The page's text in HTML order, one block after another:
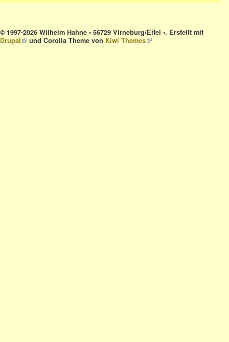
© 1997-2026 Wilhelm Hahne • 56729 Virneburg/Eifel •. Erstellt mit
Drupal(link is external)
und Corolla Theme von Kiwi Themes(link is external)